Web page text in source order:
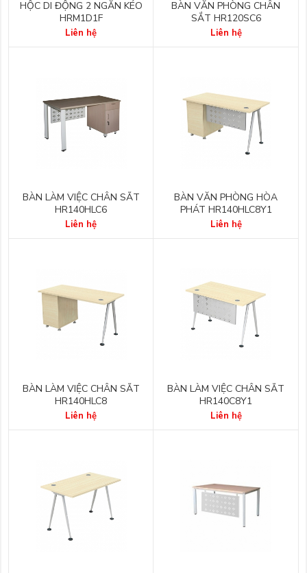
HỘC DI ĐỘNG 2 NGĂN KÉO
HRM1D1F
Liên hệ
BÀN VĂN PHÒNG CHÂN
SẮT HR120SC6
Liên hệ
BÀN LÀM VIỆC CHÂN SẮT
HR140HLC6
Liên hệ
BÀN VĂN PHÒNG HÒA
PHÁT HR140HLC8Y1
Liên hệ
BÀN LÀM VIỆC CHÂN SẮT
HR140HLC8
Liên hệ
BÀN LÀM VIỆC CHÂN SẮT
HR140C8Y1
Liên hệ